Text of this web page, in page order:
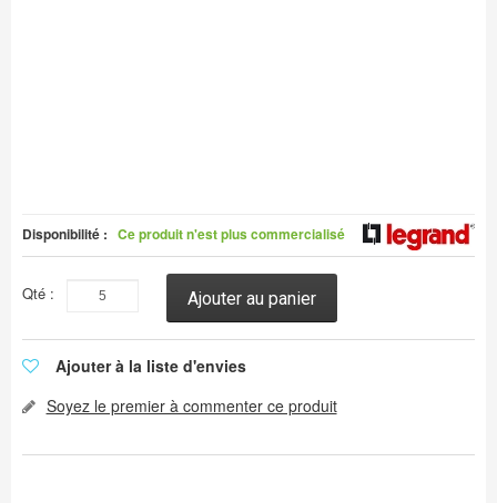
Disponibilité : Ce produit n'est plus commercialisé
Qté : Ajouter au panier
Ajouter à la liste d'envies
Soyez le premier à commenter ce produit